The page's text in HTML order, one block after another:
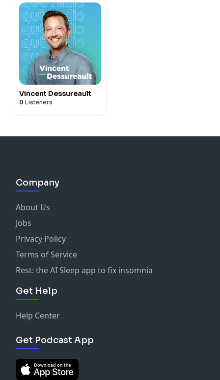
Vincent Dessureault
0 Listeners
Company
About Us
Jobs
Privacy Policy
Terms of Service
Rest: the AI Sleep app to fix insomnia
Get Help
Help Center
Get Podcast App